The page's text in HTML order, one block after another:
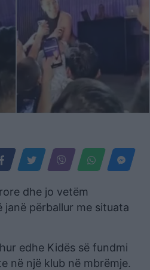
dhe jo vetëm
përballur me situata
edhe Kidës së fundmi
në një klub në mbrëmje.